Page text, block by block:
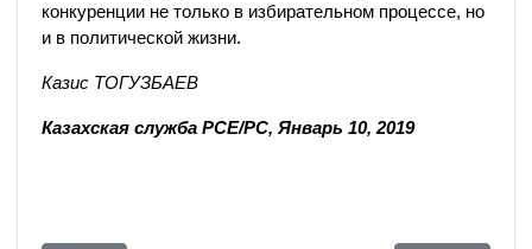
конкуренции не только в избирательном процессе, но
и в политической жизни.
Казис ТОГУЗБАЕВ
Казахская служба РСЕ/РС, Январь 10, 2019